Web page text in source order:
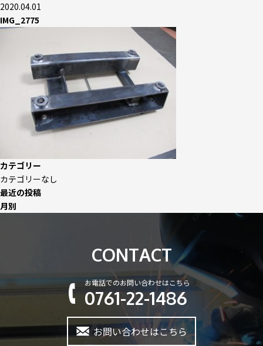
2020.04.01
IMG_2775
カテゴリー
カテゴリーなし
最近の投稿
月別
CONTACT
お電話でのお問い合わせはこちら
0761-22-1486
お問い合わせはこちら